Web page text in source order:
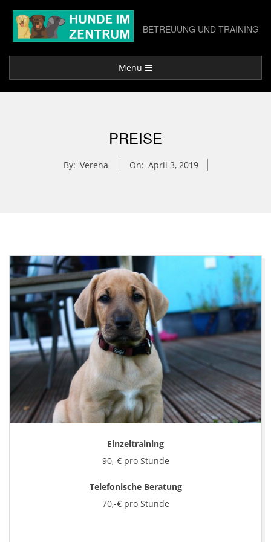
Skip
content
BETREUUNG UND TRAINING
Navigation
Menu
PREISE
By: Verena On: April 3, 2019
P
r
e
i
e
Einzeltraining
90,-€ pro Stunde
Telefonische Beratung
70,-€ pro Stunde